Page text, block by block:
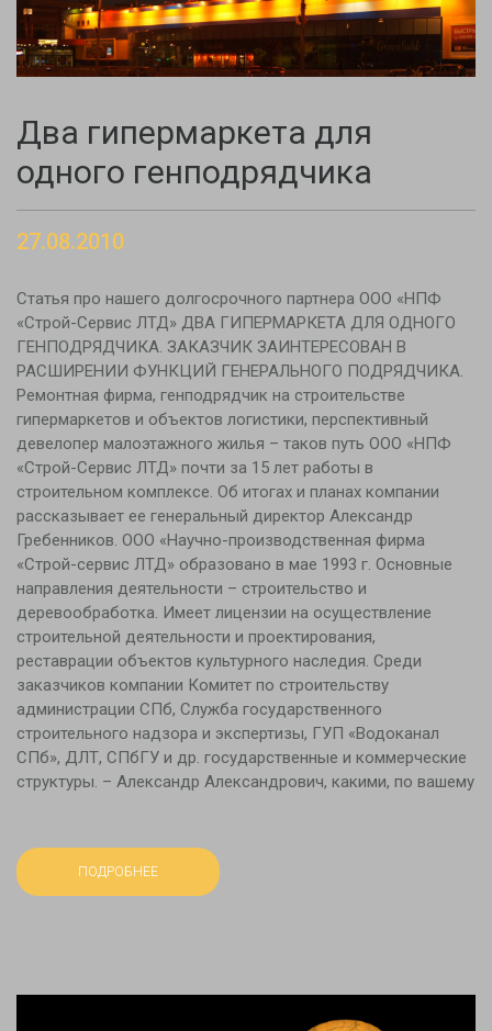
Два гипермаркета для
одного генподрядчика
27.08.2010
Статья про нашего долгосрочного партнера ООО «НПФ
«Строй-Сервис ЛТД» ДВА ГИПЕРМАРКЕТА ДЛЯ ОДНОГО
ГЕНПОДРЯДЧИКА. ЗАКАЗЧИК ЗАИНТЕРЕСОВАН В
РАСШИРЕНИИ ФУНКЦИЙ ГЕНЕРАЛЬНОГО ПОДРЯДЧИКА.
Ремонтная фирма, генподрядчик на строительстве
гипермаркетов и объектов логистики, перспективный
девелопер малоэтажного жилья – таков путь ООО «НПФ
«Строй-Сервис ЛТД» почти за 15 лет работы в
строительном комплексе. Об итогах и планах компании
рассказывает ее генеральный директор Александр
Гребенников. ООО «Научно-производственная фирма
«Строй-сервис ЛТД» образовано в мае 1993 г. Основные
направления деятельности – строительство и
деревообработка. Имеет лицензии на осуществление
строительной деятельности и проектирования,
реставрации объектов культурного наследия. Среди
заказчиков компании Комитет по строительству
администрации СПб, Служба государственного
строительного надзора и экспертизы, ГУП «Водоканал
СПб», ДЛТ, СПбГУ и др. государственные и коммерческие
структуры. – Александр Александрович, какими, по вашему
ПОДРОБНЕЕ